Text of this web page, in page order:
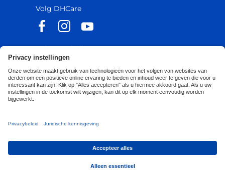
Toegankelijkheidsverklaring
© 2026 Invacare International GmbH - Alle rechten
Volg DHCare
Volg Küschall